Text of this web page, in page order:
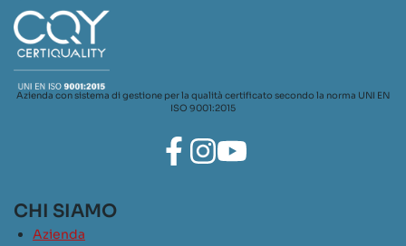
Azienda con sistema di gestione per la qualità certificato secondo la norma UNI EN
ISO 9001:2015
CHI SIAMO
Azienda